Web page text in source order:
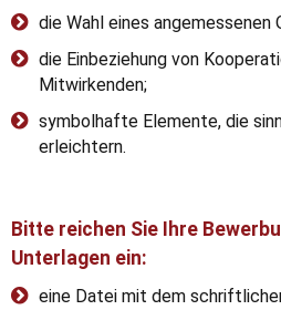
die Wahl eines angemessenen
die Einbeziehung von
Mitwirkenden;
symbolhafte Elemente, die
erleichtern.
Bitte reichen Sie Ihre
Unterlagen ein:
eine Datei mit dem